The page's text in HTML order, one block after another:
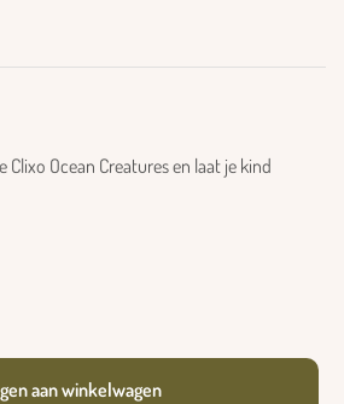
Ocean Creatures en laat je kind
aan winkelwagen